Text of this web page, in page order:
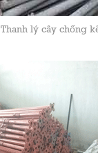
Thanh lý cây chống